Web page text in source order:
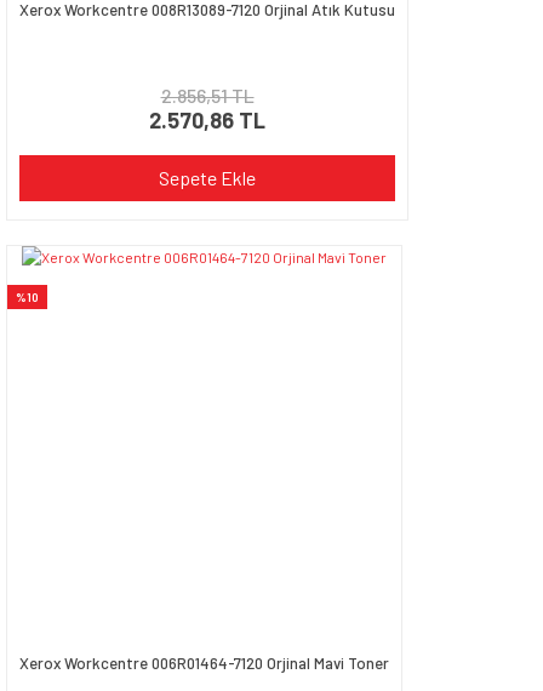
Xerox Workcentre 008R13089-7120 Orjinal Atık Kutusu
2.856,51 TL
2.570,86 TL
Sepete Ekle
%10
Xerox Workcentre 006R01464-7120 Orjinal Mavi Toner